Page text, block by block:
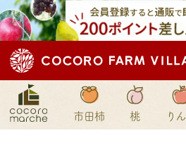
市田柿 桃 り